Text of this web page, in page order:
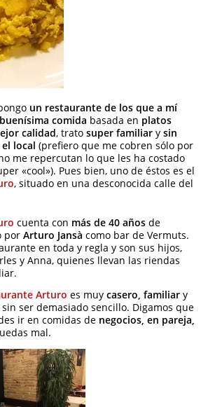
un restaurante de los que a mí
buenísima comida basada en platos
calidad, trato super familiar y sin
local (prefiero que me cobren sólo por
me repercutan lo que les ha costado
«cool»). Pues bien, uno de éstos es el
, situado en una desconocida calle del
cuenta con más de 40 años de
por Arturo Jansà como bar de Vermuts.
en toda y regla y son sus hijos,
y Anna, quienes llevan las riendas
Arturo es muy casero, familiar y
ser demasiado sencillo. Digamos que
ir en comidas de negocios, en pareja,
mal.